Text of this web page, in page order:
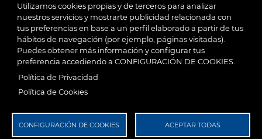
Utilizamos cookies propias y de terceros para analizar
nuestros servicios y mostrarte publicidad relacionada con
tus preferencias en base a un perfil elaborado a partir de tus
hábitos de navegación (por ejemplo, páginas visitadas).
Puedes obtener más información y configurar tus
preferencia accediendo a CONFIGURACIÓN DE COOKIES.
Política de Privacidad
Política de Cookies
CONFIGURACIÓN DE COOKIES ACEPTAR TODAS
© 2026
Ayuntamiento de Villaseca de la Sagra Aviso Legal